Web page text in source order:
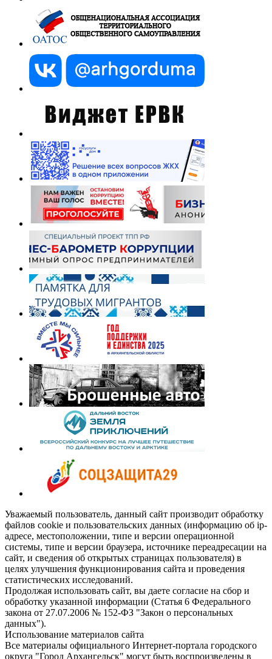
Уважаемый пользователь, данный сайт производит обработку
файлов cookie и пользовательских данных (информацию об ip-
адресе, местоположении, типе и версии операционной
системы, типе и версии браузера, источнике переадресации на
сайт, и сведения об открытых страницах пользователя) в
целях улучшения функционирования сайта и проведения
статистических исследований.
Продолжая использовать сайт, вы даете согласие на сбор и
обработку указанной информации (Статья 6 Федерального
закона от 27.07.2006 № 152-ФЗ "Закон о персональных
данных").
Использование материалов сайта
Все материалы официального Интернет-портала городского
округа "Город Архангельск" могут быть воспроизведены в